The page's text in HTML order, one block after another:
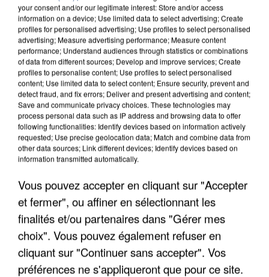
APRÈS TOUTES CES CANICULES, LES REFUGES
your consent and/or our legitimate interest: Store and/or access
information on a device; Use limited data to select advertising; Create
profiles for personalised advertising; Use profiles to select personalised
advertising; Measure advertising performance; Measure content
performance; Understand audiences through statistics or combinations
of data from different sources; Develop and improve services; Create
profiles to personalise content; Use profiles to select personalised
content; Use limited data to select content; Ensure security, prevent and
detect fraud, and fix errors; Deliver and present advertising and content;
Save and communicate privacy choices. These technologies may
process personal data such as IP address and browsing data to offer
following functionalities: Identify devices based on information actively
requested; Use precise geolocation data; Match and combine data from
other data sources; Link different devices; Identify devices based on
information transmitted automatically.
Vous pouvez accepter en cliquant sur "Accepter
et fermer", ou affiner en sélectionnant les
finalités et/ou partenaires dans "Gérer mes
choix". Vous pouvez également refuser en
cliquant sur "Continuer sans accepter". Vos
préférences ne s'appliqueront que pour ce site.